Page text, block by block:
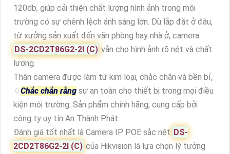
120db, giúp cải thiện chất lượng hình ảnh trong môi
trường có sự chênh lệch ánh sáng lớn. Dù lắp đặt ở đâu,
từ xưởng sản xuất đến văn phòng hay nhà ở, camera
DS-2CD2T86G2-2I (C) vẫn cho hình ảnh rõ nét và chất
lượng.
Thân camera được làm từ kim loại, chắc chắn và bền bỉ,
♢Chắc chắn rằng sự an toàn cho thiết bị trong mọi điều
kiện môi trường. Sản phẩm chính hãng, cung cấp bởi
công ty uy tín An Thành Phát.
Đánh giá tốt nhất là Camera IP POE sắc nét DS-
2CD2T86G2-2I (C) của Hikvision là lựa chọn lý tưởng